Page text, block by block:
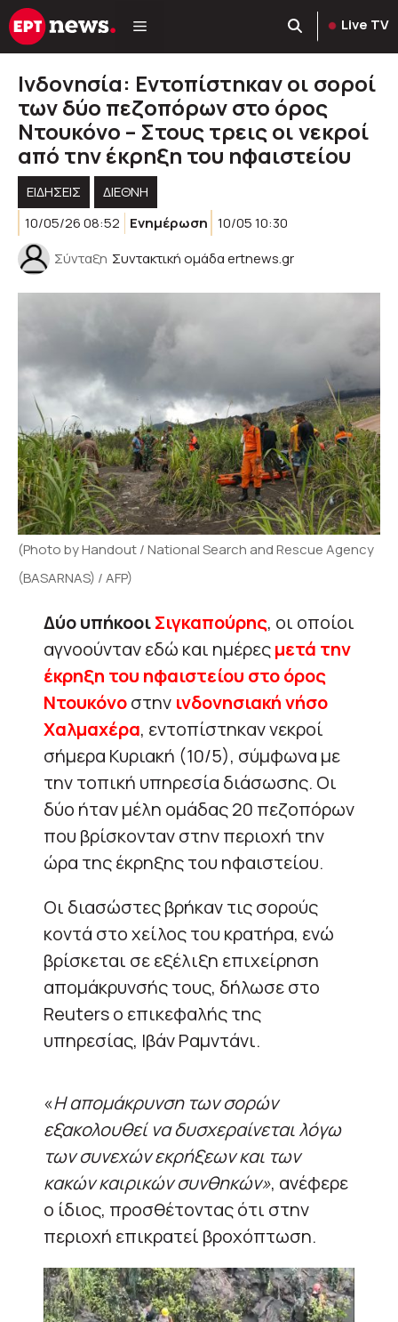
Μετάβαση
σε
Live TV
Ινδονησία: Εντοπίστηκαν οι σοροί
των δύο πεζοπόρων στο όρος
Ντουκόνο – Στους τρεις οι νεκροί
από την έκρηξη του ηφαιστείου
ΕΙΔΗΣΕΙΣ
ΔΙΕΘΝΗ
10/05/26 08:52
Ενημέρωση 10/05 10:30
Σύνταξη Συντακτική ομάδα ertnews.gr
(Photo by Handout / National Search and Rescue Agency
(BASARNAS) / AFP)
Δύο υπήκοοιΣιγκαπούρης, οι οποίοι
αγνοούνταν εδώ και ημέρεςμετά την
έκρηξη του ηφαιστείου στο όρος
Ντουκόνοστην ινδονησιακή νήσο
Χαλμαχέρα, εντοπίστηκαν νεκροί
σήμερα Κυριακή (10/5), σύμφωνα με
την τοπική υπηρεσία διάσωσης. Οι
δύο ήταν μέλη ομάδας 20 πεζοπόρων
που βρίσκονταν στην περιοχή την
ώρα της έκρηξης του ηφαιστείου.
Οι διασώστες βρήκαν τις σορούς
κοντά στο χείλος του κρατήρα, ενώ
βρίσκεται σε εξέλιξη επιχείρηση
απομάκρυνσής τους, δήλωσε στο
Reuters ο επικεφαλής της
υπηρεσίας, Ιβάν Ραμντάνι.
«Η απομάκρυνση των σορών
εξακολουθεί να δυσχεραίνεται λόγω
των συνεχών εκρήξεων και των
κακών καιρικών συνθηκών», ανέφερε
ο ίδιος, προσθέτοντας ότι στην
περιοχή επικρατεί βροχόπτωση.